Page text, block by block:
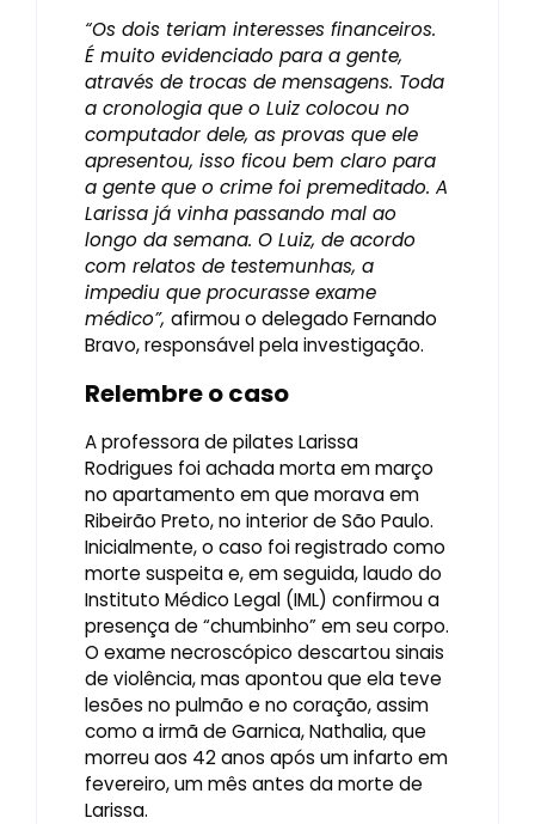
“Os dois teriam interesses financeiros.
É muito evidenciado para a gente,
através de trocas de mensagens. Toda
a cronologia que o Luiz colocou no
computador dele, as provas que ele
apresentou, isso ficou bem claro para
a gente que o crime foi premeditado. A
Larissa já vinha passando mal ao
longo da semana. O Luiz, de acordo
com relatos de testemunhas, a
impediu que procurasse exame
médico”, afirmou o delegado Fernando
Bravo, responsável pela investigação.
Relembre o caso
A professora de pilates Larissa
Rodrigues foi achada morta em março
no apartamento em que morava em
Ribeirão Preto, no interior de São Paulo.
Inicialmente, o caso foi registrado como
morte suspeita e, em seguida, laudo do
Instituto Médico Legal (IML) confirmou a
presença de “chumbinho” em seu corpo.
O exame necroscópico descartou sinais
de violência, mas apontou que ela teve
lesões no pulmão e no coração, assim
como a irmã de Garnica, Nathalia, que
morreu aos 42 anos após um infarto em
fevereiro, um mês antes da morte de
Larissa.